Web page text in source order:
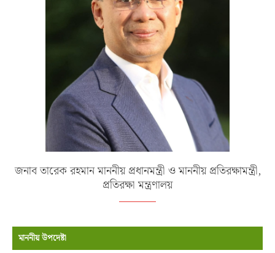
জনাব তারেক রহমান মাননীয় প্রধানমন্ত্রী ও মাননীয় প্রতিরক্ষামন্ত্রী,
প্রতিরক্ষা মন্ত্রণালয়
মাননীয় উপদেষ্টা